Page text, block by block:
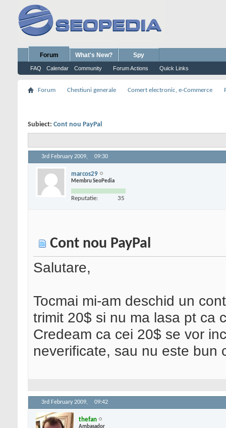
Forum
FAQ Calendar Community Forum Actions Quick Links
What's New? Spy
Forum Chestiuni generale Comert electronic, e-Commerce
Subiect: Cont nou PayPal
3rd February 2009, 09:30
marcos29
Membru SeoPedia
Reputatie: 35
Cont nou PayPal
Salutare,
Tocmai mi-am deschid un
trimit 20$ si nu ma lasa pt ca
Credeam ca cei 20$ se vor
neverificate, sau nu este bun
3rd February 2009, 09:42
thefan
Ambasador